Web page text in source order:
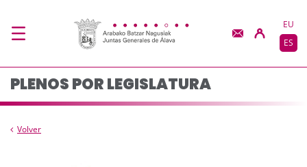
Composición del
EU
ES
PLENOS POR LEGISLATURA
Volver